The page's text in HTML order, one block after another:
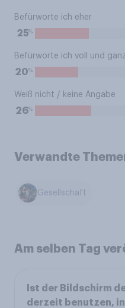
Befürworte ich eher
25%
Befürworte ich voll und
20%
Weiß nicht / keine Angabe
26%
Verwandte
Gesellschaft
Am selben Tag
Ist der Bildschirm
derzeit benutzen,